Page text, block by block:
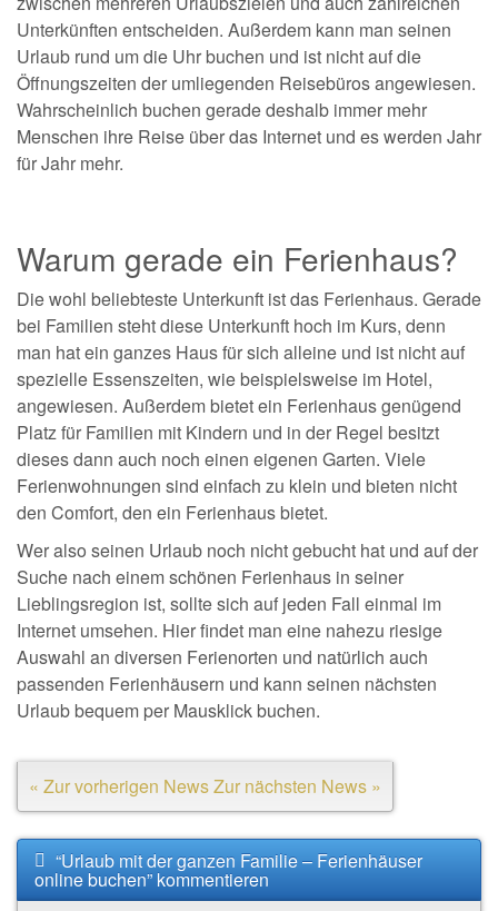
Unterkünften entscheiden. Außerdem kann man seinen
Urlaub rund um die Uhr buchen und ist nicht auf die
Öffnungszeiten der umliegenden Reisebüros angewiesen.
Wahrscheinlich buchen gerade deshalb immer mehr
Menschen ihre Reise über das Internet und es werden Jahr
für Jahr mehr.
Warum gerade ein Ferienhaus?
Die wohl beliebteste Unterkunft ist das Ferienhaus. Gerade
bei Familien steht diese Unterkunft hoch im Kurs, denn
man hat ein ganzes Haus für sich alleine und ist nicht auf
spezielle Essenszeiten, wie beispielsweise im Hotel,
angewiesen. Außerdem bietet ein Ferienhaus genügend
Platz für Familien mit Kindern und in der Regel besitzt
dieses dann auch noch einen eigenen Garten. Viele
Ferienwohnungen sind einfach zu klein und bieten nicht
den Comfort, den ein Ferienhaus bietet.
Wer also seinen Urlaub noch nicht gebucht hat und auf der
Suche nach einem schönen Ferienhaus in seiner
Lieblingsregion ist, sollte sich auf jeden Fall einmal im
Internet umsehen. Hier findet man eine nahezu riesige
Auswahl an diversen Ferienorten und natürlich auch
passenden Ferienhäusern und kann seinen nächsten
Urlaub bequem per Mausklick buchen.
« Zur vorherigen NewsZur nächsten News »
“Urlaub mit der ganzen Familie – Ferienhäuser
online buchen” kommentieren